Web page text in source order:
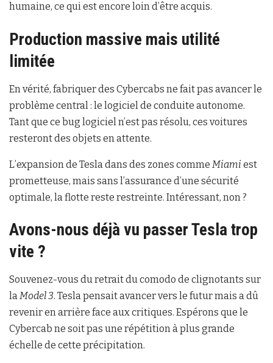
humaine, ce qui est encore loin d’être acquis.
Production massive mais utilité
limitée
En vérité, fabriquer des Cybercabs ne fait pas avancer le
problème central : le logiciel de conduite autonome.
Tant que ce bug logiciel n’est pas résolu, ces voitures
resteront des objets en attente.
L’expansion de Tesla dans des zones comme Miami est
prometteuse, mais sans l’assurance d’une sécurité
optimale, la flotte reste restreinte. Intéressant, non ?
Avons-nous déjà vu passer Tesla trop
vite ?
Souvenez-vous du retrait du comodo de clignotants sur
laModel 3. Tesla pensait avancer vers le futur mais a dû
revenir en arrière face aux critiques. Espérons que le
Cybercab ne soit pas une répétition à plus grande
échelle de cette précipitation.